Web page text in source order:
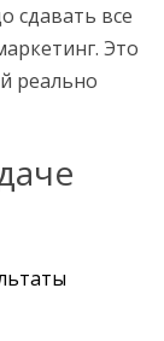
сдавать все
Это
реально